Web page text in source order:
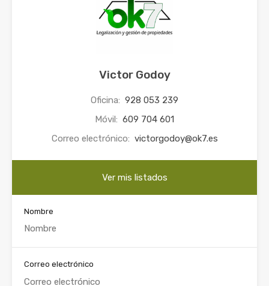
Victor Godoy
Oficina: 928 053 239
Móvil: 609 704 601
Correo electrónico: victorgodoy@ok7.es
Ver mis listados
Nombre
Correo electrónico